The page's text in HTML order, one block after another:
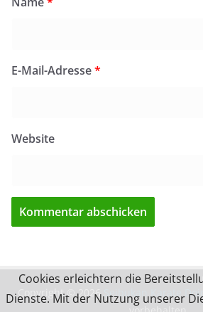
E-Mail-Adresse*
Website
Copyright © 2026 Seibukan Karate
Cookies erleichtern die
Dienste. Mit der Nutzung unserer